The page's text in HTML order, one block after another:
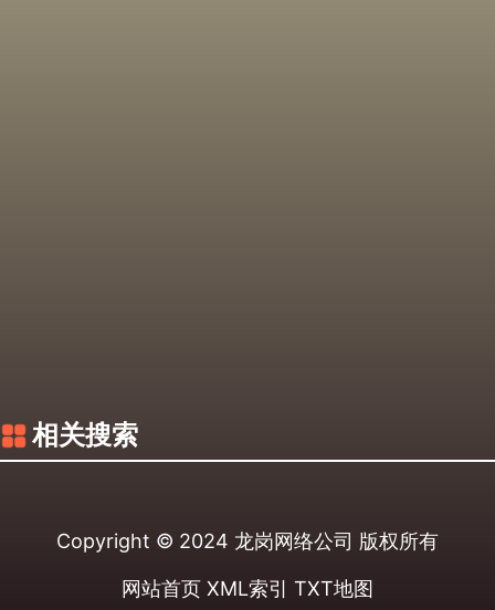
相关搜索
Copyright © 2024 龙岗网络公司 版权所有
网站首页 XML索引 TXT地图